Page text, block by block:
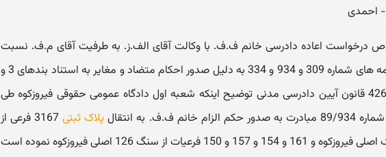
احمدی
درخواست اعاده دادرسی خانم ف.ف. با وکالت آقای الف.ز. به طرفیت آقای م.ف. نسبت
به دادنامه های شماره 309 و 934 و 334 به دلیل صدور احکام متضاد و مغایر به استناد بندهای 3 و
4 ماده 426 قانون آیین دادرسی مدنی توضیح اینکه شعبه اول دادگاه عمومی حقوقی فیروزکوه طی
الزام خانم ف.ف. به انتقال
پلاک ثبتی
3167 فرعی از
سنگ یک اصلی فیروزکوه و 161 و 154 و 157 و 150 فرعیات از سنگ 126 اصلی فیروزکوه نموده است